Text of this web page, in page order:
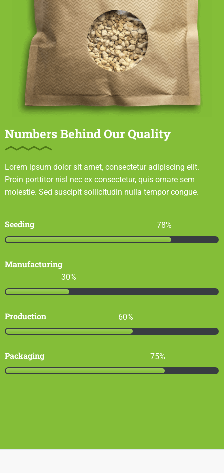
Numbers Behind Our Quality
Lorem ipsum dolor sit amet, consectetur adipiscing elit.
Proin porttitor nisl nec ex consectetur, quis ornare sem
molestie. Sed suscipit sollicitudin nulla tempor congue.
Seeding 78
Manufacturing
30
Production 60
Packaging 75